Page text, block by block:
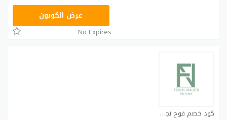
عرض الكوبون
No Expires
كود خصم فوح نجد كوبون